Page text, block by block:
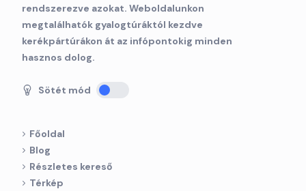
rendszerezve azokat. Weboldalunkon
megtalálhatók gyalogtúráktól kezdve
kerékpártúrákon át az infópontokig minden
hasznos dolog.
Sötét mód
Főoldal
Blog
Részletes kereső
Térkép